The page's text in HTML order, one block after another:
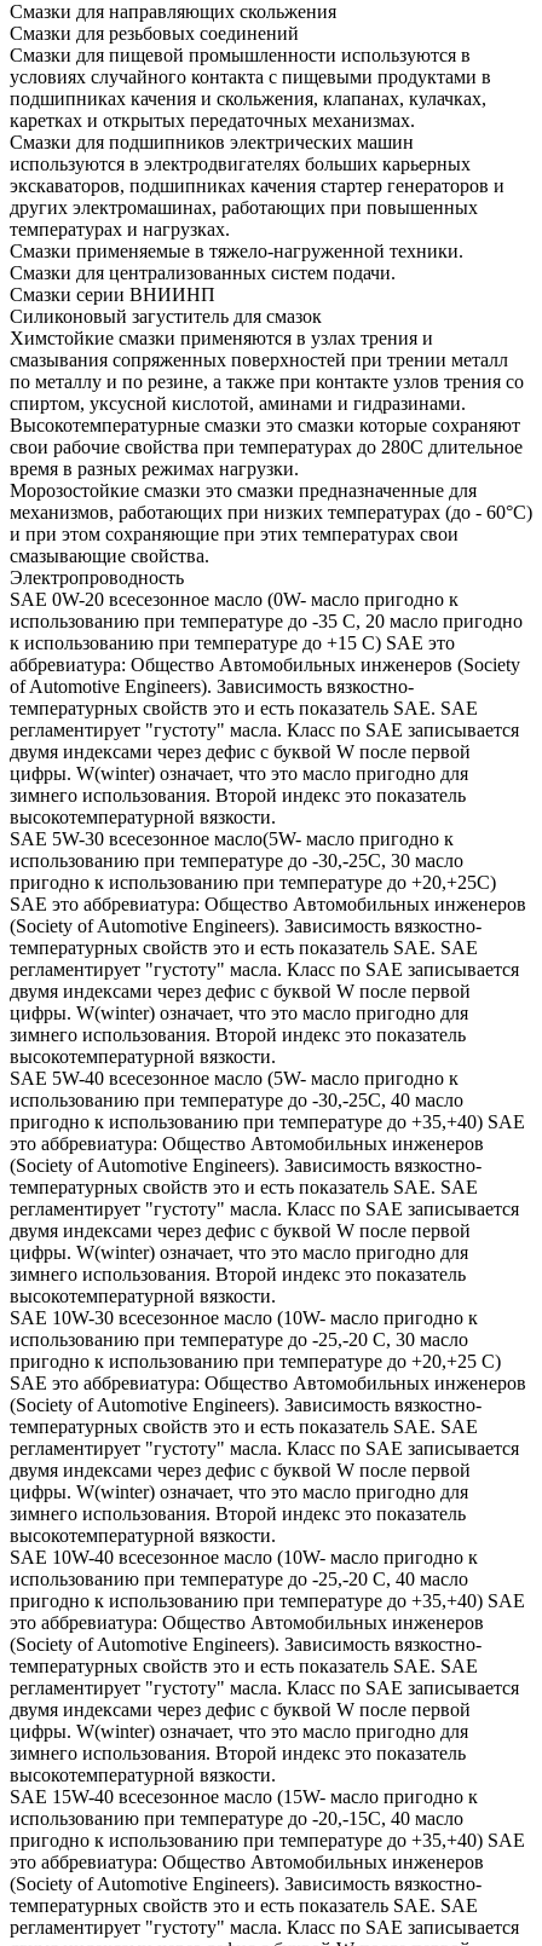
Смазки для направляющих скольжения
Смазки для резьбовых соединений
Смазки для пищевой промышленности используются в
условиях случайного контакта с пищевыми продуктами в
подшипниках качения и скольжения, клапанах, кулачках,
каретках и открытых передаточных механизмах.
Смазки для подшипников электрических машин
используются в электродвигателях больших карьерных
экскаваторов, подшипниках качения стартер генераторов и
других электромашинах, работающих при повышенных
температурах и нагрузках.
Смазки применяемые в тяжело-нагруженной техники.
Смазки для централизованных систем подачи.
Смазки серии ВНИИНП
Силиконовый загуститель для смазок
Химстойкие смазки применяются в узлах трения и
смазывания сопряженных поверхностей при трении металл
по металлу и по резине, а также при контакте узлов трения со
спиртом, уксусной кислотой, аминами и гидразинами.
Высокотемпературные смазки это смазки которые сохраняют
свои рабочие свойства при температурах до 280С длительное
время в разных режимах нагрузки.
Морозостойкие смазки это смазки предназначенные для
механизмов, работающих при низких температурах (до - 60°С)
и при этом сохраняющие при этих температурах свои
смазывающие свойства.
Электропроводность
SAE 0W-20 всесезонное масло (0W- масло пригодно к
использованию при температуре до -35 С, 20 масло пригодно
к использованию при температуре до +15 С) SAE это
аббревиатура: Общество Автомобильных инженеров (Society
of Automotive Engineers). Зависимость вязкостно-
температурных свойств это и есть показатель SAE. SAE
регламентирует "густоту" масла. Класс по SAE записывается
двумя индексами через дефис с буквой W после первой
цифры. W(winter) означает, что это масло пригодно для
зимнего использования. Второй индекс это показатель
высокотемпературной вязкости.
SAE 5W-30 всесезонное масло(5W- масло пригодно к
использованию при температуре до -30,-25С, 30 масло
пригодно к использованию при температуре до +20,+25С)
SAE это аббревиатура: Общество Автомобильных инженеров
(Society of Automotive Engineers). Зависимость вязкостно-
температурных свойств это и есть показатель SAE. SAE
регламентирует "густоту" масла. Класс по SAE записывается
двумя индексами через дефис с буквой W после первой
цифры. W(winter) означает, что это масло пригодно для
зимнего использования. Второй индекс это показатель
высокотемпературной вязкости.
SAE 5W-40 всесезонное масло (5W- масло пригодно к
использованию при температуре до -30,-25С, 40 масло
пригодно к использованию при температуре до +35,+40) SAE
это аббревиатура: Общество Автомобильных инженеров
(Society of Automotive Engineers). Зависимость вязкостно-
температурных свойств это и есть показатель SAE. SAE
регламентирует "густоту" масла. Класс по SAE записывается
двумя индексами через дефис с буквой W после первой
цифры. W(winter) означает, что это масло пригодно для
зимнего использования. Второй индекс это показатель
высокотемпературной вязкости.
SAE 10W-30 всесезонное масло (10W- масло пригодно к
использованию при температуре до -25,-20 С, 30 масло
пригодно к использованию при температуре до +20,+25 С)
SAE это аббревиатура: Общество Автомобильных инженеров
(Society of Automotive Engineers). Зависимость вязкостно-
температурных свойств это и есть показатель SAE. SAE
регламентирует "густоту" масла. Класс по SAE записывается
двумя индексами через дефис с буквой W после первой
цифры. W(winter) означает, что это масло пригодно для
зимнего использования. Второй индекс это показатель
высокотемпературной вязкости.
SAE 10W-40 всесезонное масло (10W- масло пригодно к
использованию при температуре до -25,-20 С, 40 масло
пригодно к использованию при температуре до +35,+40) SAE
это аббревиатура: Общество Автомобильных инженеров
(Society of Automotive Engineers). Зависимость вязкостно-
температурных свойств это и есть показатель SAE. SAE
регламентирует "густоту" масла. Класс по SAE записывается
двумя индексами через дефис с буквой W после первой
цифры. W(winter) означает, что это масло пригодно для
зимнего использования. Второй индекс это показатель
высокотемпературной вязкости.
SAE 15W-40 всесезонное масло (15W- масло пригодно к
использованию при температуре до -20,-15С, 40 масло
пригодно к использованию при температуре до +35,+40) SAE
это аббревиатура: Общество Автомобильных инженеров
(Society of Automotive Engineers). Зависимость вязкостно-
температурных свойств это и есть показатель SAE. SAE
регламентирует "густоту" масла. Класс по SAE записывается